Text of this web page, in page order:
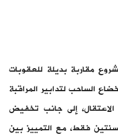
مقاربة بديلة للعقوبات
الساحب لتدابير المراقبة
الاعتقال، إلى جانب تخفيض
فقط، مع التمييز بين